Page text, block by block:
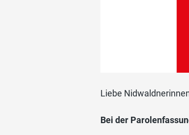
Liebe
Bei der